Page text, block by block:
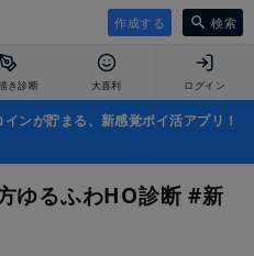
作成する 検索
き診断 大喜利 ログイン
ンが貯まる、新感覚ポイ活アプリ！
ゆるふわHO診断 #新